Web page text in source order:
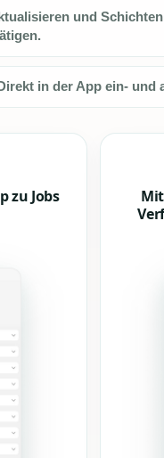
und
in der App ein- und
zu Jobs